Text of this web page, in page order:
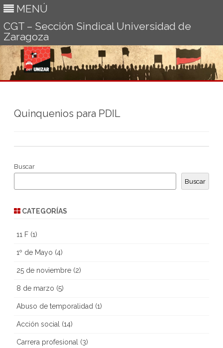
MENÚ
CGT – Sección Sindical Universidad de
Zaragoza
Quinquenios para PDIL
Buscar
Buscar
CATEGORÍAS
11 F (1)
1º de Mayo (4)
25 de noviembre (2)
8 de marzo (5)
Abuso de temporalidad (1)
Acción social (14)
Carrera profesional (3)